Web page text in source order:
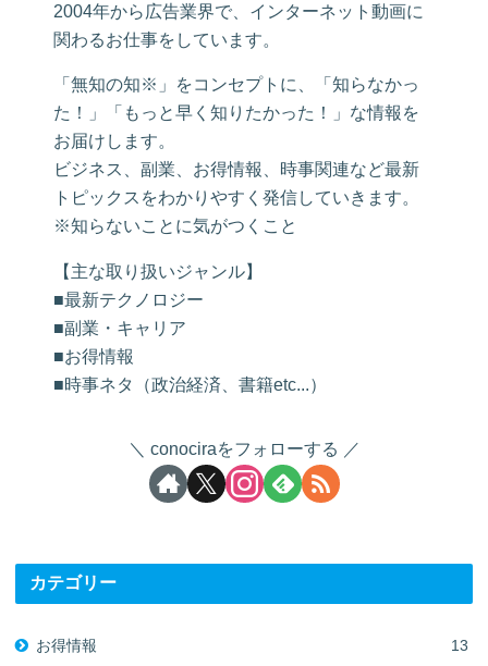
2004年から広告業界で、インターネット動画に
関わるお仕事をしています。
「無知の知※」をコンセプトに、「知らなかっ
た！」「もっと早く知りたかった！」な情報を
お届けします。
ビジネス、副業、お得情報、時事関連など最新
トピックスをわかりやすく発信していきます。
※知らないことに気がつくこと
【主な取り扱いジャンル】
■最新テクノロジー
■副業・キャリア
■お得情報
■時事ネタ（政治経済、書籍etc...）
conociraをフォローする
カテゴリー
お得情報 13